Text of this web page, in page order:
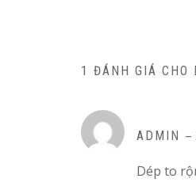
1 ĐÁNH GIÁ CHO
ADMIN –
Dép to